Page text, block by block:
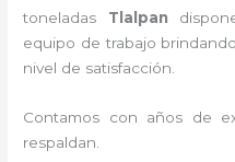
toneladas Tlalpan
equipo de trabajo
nivel de satisfacción.
Contamos con años de
respaldan.